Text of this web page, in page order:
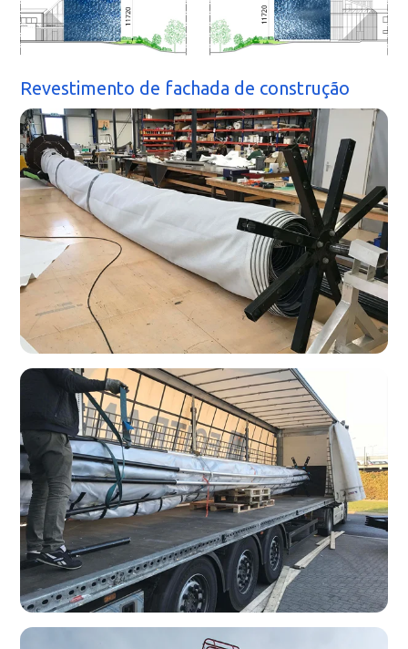
Revestimento de fachada de construção